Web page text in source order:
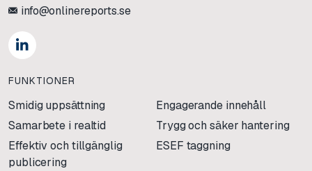
info@onlinereports.se
FUNKTIONER
Smidig uppsättning
Engagerande innehåll
Samarbete i realtid
Trygg och säker hantering
Effektiv och tillgänglig
publicering
ESEF taggning